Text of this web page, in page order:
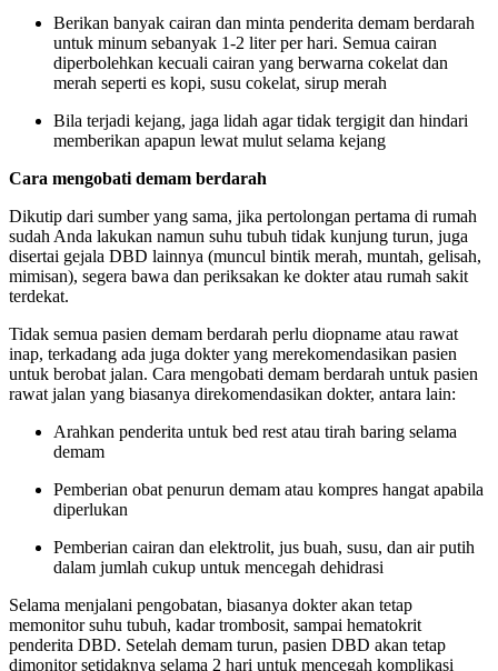
Berikan banyak cairan dan minta penderita demam berdarah
untuk minum sebanyak 1-2 liter per hari. Semua cairan
diperbolehkan kecuali cairan yang berwarna cokelat dan
merah seperti es kopi, susu cokelat, sirup merah
Bila terjadi kejang, jaga lidah agar tidak tergigit dan hindari
memberikan apapun lewat mulut selama kejang
Cara mengobati demam berdarah
Dikutip dari sumber yang sama, jika pertolongan pertama di rumah
sudah Anda lakukan namun suhu tubuh tidak kunjung turun, juga
disertai gejala DBD lainnya (muncul bintik merah, muntah, gelisah,
mimisan), segera bawa dan periksakan ke dokter atau rumah sakit
terdekat.
Tidak semua pasien demam berdarah perlu diopname atau rawat
inap, terkadang ada juga dokter yang merekomendasikan pasien
untuk berobat jalan. Cara mengobati demam berdarah untuk pasien
rawat jalan yang biasanya direkomendasikan dokter, antara lain:
Arahkan penderita untuk bed rest atau tirah baring selama
demam
Pemberian obat penurun demam atau kompres hangat apabila
diperlukan
Pemberian cairan dan elektrolit, jus buah, susu, dan air putih
dalam jumlah cukup untuk mencegah dehidrasi
Selama menjalani pengobatan, biasanya dokter akan tetap
memonitor suhu tubuh, kadar trombosit, sampai hematokrit
penderita DBD. Setelah demam turun, pasien DBD akan tetap
dimonitor setidaknya selama 2 hari untuk mencegah komplikasi